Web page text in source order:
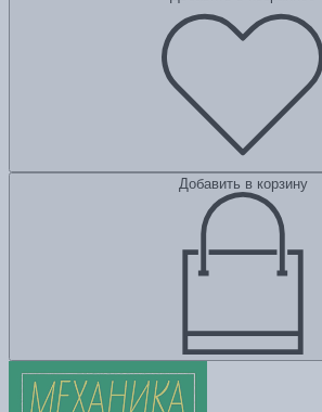
Добавить в корзину